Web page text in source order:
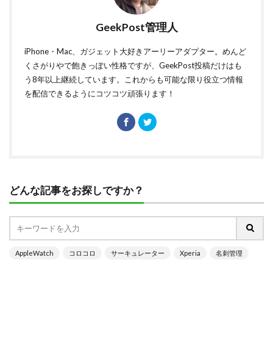
GeekPost管理人
iPhone・Mac、ガジェット大好きアーリーアダプター。めんど
くさがりやで飽きっぽい性格ですが、GeekPost投稿だけはも
う8年以上継続しています。これからも可能な限り役立つ情報
を配信できるようにコツコツ頑張ります！
どんな記事をお探しですか？
AppleWatch コロコロ サーキュレーター Xperia 名刺管理